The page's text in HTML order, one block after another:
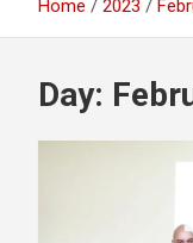
Home 2023
Day: